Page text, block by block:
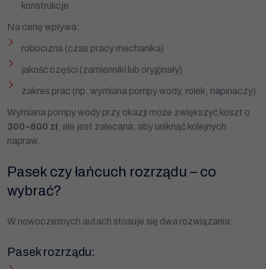
konstrukcje
Na cenę wpływa:
robocizna (czas pracy mechanika)
jakość części (zamienniki lub oryginały)
zakres prac (np. wymiana pompy wody, rolek, napinaczy)
Wymiana pompy wody przy okazji może zwiększyć koszt o
300–800 zł , ale jest zalecana, aby uniknąć kolejnych
napraw.
Pasek czy łańcuch rozrządu – co
wybrać?
W nowoczesnych autach stosuje się dwa rozwiązania:
Pasek rozrządu: